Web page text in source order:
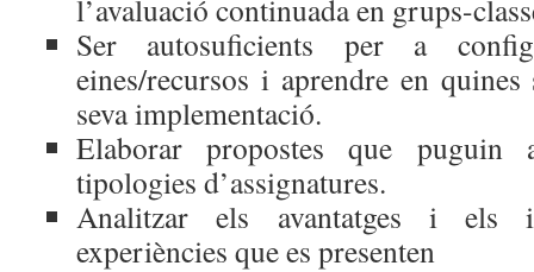
l’avaluació continuada en grups-
Ser autosuficients per a
eines/recursos i aprendre en
seva implementació.
Elaborar propostes que puguin
tipologies d’assignatures.
Analitzar els avantatges i els
experiències que es presenten